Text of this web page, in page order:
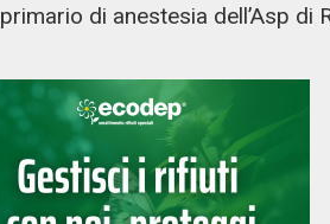
di anestesia dell’Asp di